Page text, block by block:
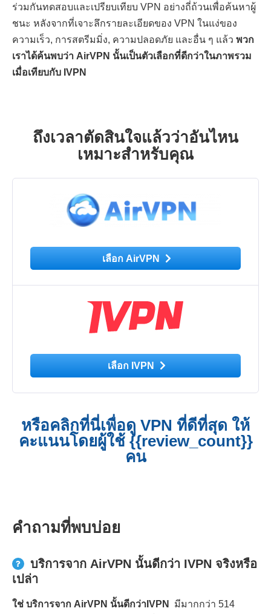
ร่วมกันทดสอบและเปรียบเทียบ VPN อย่างถี่ถ้วนเพื่อค้นหาผู้
ชนะ หลังจากที่เจาะลึกรายละเอียดของ VPN ในแง่ของ
ความเร็ว, การสตรีมมิ่ง, ความปลอดภัย และอื่น ๆ แล้ว พวก
เราได้ค้นพบว่า AirVPN นั้นเป็นตัวเลือกที่ดีกว่าในภาพรวม
เมื่อเทียบกับ IVPN
ถึงเวลาตัดสินใจแล้วว่าอันไหน
เหมาะสำหรับคุณ
เลือก AirVPN
เลือก IVPN
หรือคลิกที่นี่เพื่อดู VPN ที่ดีที่สุด ให้
คะแนนโดยผู้ใช้ {{review_count}}
คน
คำถามที่พบบ่อย
บริการจาก AirVPN นั้นดีกว่า IVPN จริงหรือ
เปล่า
ใช่ บริการจาก AirVPN นั้นดีกว่าIVPN
มีมากกว่า 514